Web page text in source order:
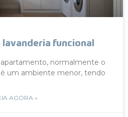
lavanderia funcional
normalmente o
é um ambiente menor, tendo
AGORA »